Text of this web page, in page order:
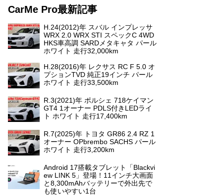
CarMe Pro最新記事
H.24(2012)年 スバル インプレッサ
WRX 2.0 WRX STI スペックC 4WD
HKS車高調 SARDメタキャタ パール
ホワイト 走行32,000km
H.28(2016)年 レクサス RC F 5.0 オ
プションTVD 純正19インチ パール
ホワイト 走行33,500km
R.3(2021)年 ポルシェ 718ケイマン
GT4 1オーナー PDLS付きLEDライ
ト ホワイト 走行17,400km
R.7(2025)年 トヨタ GR86 2.4 RZ 1
オーナー OPbrembo SACHS パール
ホワイト 走行3,200km
Android 17搭載タブレット「Blackvi
ew LINK 5」登場！11インチ大画面
と8,300mAhバッテリーで外出先で
も使いやすい1台